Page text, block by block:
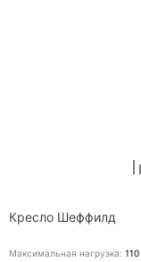
Кресло Шеффилд
Максимальная нагрузка: 110